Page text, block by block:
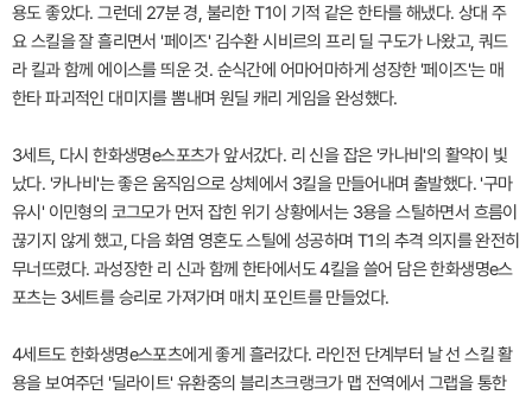
용도 좋았다. 그런데 27분 경, 불리한 T1이 기적 같은 한타를 해냈다. 상대 주
요 스킬을 잘 흘리면서 '페이즈' 김수환 시비르의 프리 딜 구도가 나왔고, 쿼드
라 킬과 함께 에이스를 띄운 것. 순식간에 어마어마하게 성장한 '페이즈'는 매
한타 파괴적인 대미지를 뽐내며 원딜 캐리 게임을 완성했다.
3세트, 다시 한화생명e스포츠가 앞서갔다. 리 신을 잡은 '카나비'의 활약이 빛
났다. '카나비'는 좋은 움직임으로 상체에서 3킬을 만들어내며 출발했다. '구마
유시' 이민형의 코그모가 먼저 잡힌 위기 상황에서는 3용을 스틸하면서 흐름이
끊기지 않게 했고, 다음 화염 영혼도 스틸에 성공하며 T1의 추격 의지를 완전히
무너뜨렸다. 과성장한 리 신과 함께 한타에서도 4킬을 쓸어 담은 한화생명e스
포츠는 3세트를 승리로 가져가며 매치 포인트를 만들었다.
4세트도 한화생명e스포츠에게 좋게 흘러갔다. 라인전 단계부터 날 선 스킬 활
용을 보여주던 '딜라이트' 유환중의 블리츠크랭크가 맵 전역에서 그랩을 통한